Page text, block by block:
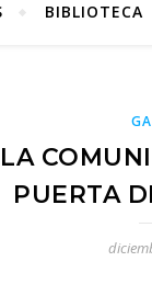
BIBLIOTECA
PUERTA